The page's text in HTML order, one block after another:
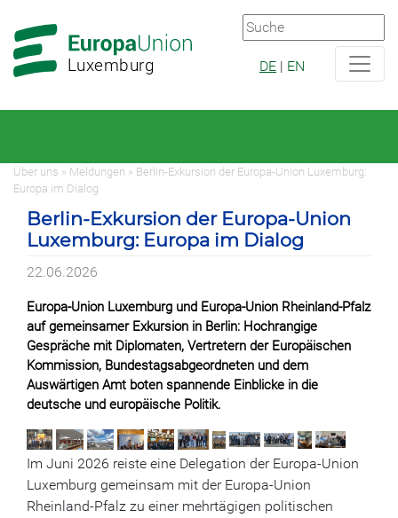
Hauptnavigation
Hauptbereich
Luxemburg DE | EN
Über uns » Meldungen » Berlin-Exkursion der Europa-Union Luxemburg:
Europa im Dialog
Berlin-Exkursion der Europa-Union
Luxemburg: Europa im Dialog
22.06.2026
Europa-Union Luxemburg und Europa-Union Rheinland-Pfalz
auf gemeinsamer Exkursion in Berlin: Hochrangige
Gespräche mit Diplomaten, Vertretern der Europäischen
Kommission, Bundestagsabgeordneten und dem
Auswärtigen Amt boten spannende Einblicke in die
deutsche und europäische Politik.
Im Juni 2026 reiste eine Delegation der Europa-Union
Luxemburg gemeinsam mit der Europa-Union
Rheinland-Pfalz zu einer mehrtägigen politischen